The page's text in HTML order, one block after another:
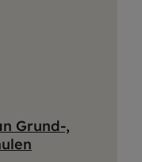
Grund-,